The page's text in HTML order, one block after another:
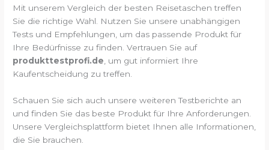
Mit unserem Vergleich der besten Reisetaschen treffen
Sie die richtige Wahl. Nutzen Sie unsere unabhängigen
Tests und Empfehlungen, um das passende Produkt für
Ihre Bedürfnisse zu finden. Vertrauen Sie auf
produkttestprofi.de , um gut informiert Ihre
Kaufentscheidung zu treffen.
Schauen Sie sich auch unsere weiteren Testberichte an
und finden Sie das beste Produkt für Ihre Anforderungen.
Unsere Vergleichsplattform bietet Ihnen alle Informationen,
die Sie brauchen.